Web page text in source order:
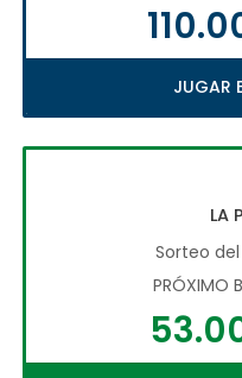
JUGAR
LA
Sorteo
PRÓXIMO